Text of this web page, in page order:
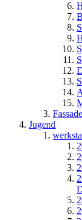
Jugend